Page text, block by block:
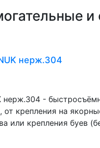
нерж.304
нерж.304 -
крепления на
или крепления буев